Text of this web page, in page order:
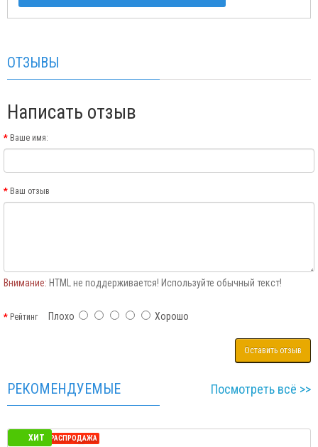
ОТЗЫВЫ
Написать отзыв
Ваше имя:
Ваш отзыв
Внимание: HTML не поддерживается! Используйте обычный текст!
РейтингПлохо Хорошо
Оставить отзыв
РЕКОМЕНДУЕМЫЕ Посмотреть всё >>
ХИТ
СЕЗОННАЯ РАСПРОДАЖА